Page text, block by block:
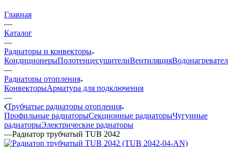
Главная
—
Каталог
—
Радиаторы и конвекторы
КондиционерыПолотенцесушителиВентиляция
—
Радиаторы отопления
КонвекторыАрматура для подключения
—
Трубчатые радиаторы отопления
Профильные радиаторыСекционные радиаторыЧугунные
радиаторыЭлектрические радиаторы
—Радиатор трубчатый TUB 2042